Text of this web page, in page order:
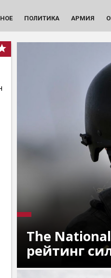
ПОЛИТИКА АРМИЯ
The
рейтинг